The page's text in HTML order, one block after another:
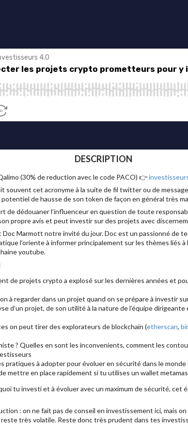
DESCRIPTION
(30% de reduction avec le code PACO) 👉
souvent cet acronyme à la suite de fil twitter ou de
de hausse de son token de façon en général très
de dédouaner l’influenceur en question de toute
propre avis et peut investir sur des projets avec
Doc Marmott notre invité du jour. Doc est un passionné de
l’oriente à informer principalement sur les thèmes liés à
youtube.
de projets crypto a explosé sur les dernières années et
à regarder dans un projet quand on se prépare à investir
d’un projet, de son utilité à la nature de l’équipe
on peut tirer des explorateurs de blockchain (etherscan,
? Quelles en sont les inconvenients, comment les
pratiques à adopter pour évoluer en sécurité dans le
mettre en place rapidement si tu utilises un wallet
tu investi et à évoluer avec un maximum de sécurité, cet
: on ne fait pas de conseil en investissement ici, mais
très volatile. Reste donc très prudent dans tes